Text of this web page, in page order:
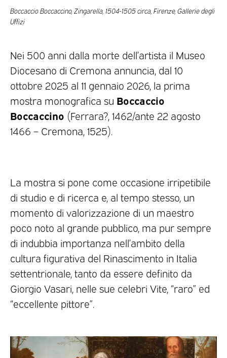
Boccaccio Boccaccino, Zingarella, 1504-1505 circa, Firenze, Gallerie degli
Uffizi
Nei 500 anni dalla morte dell’artista il Museo
Diocesano di Cremona annuncia, dal 10
ottobre 2025 al 11 gennaio 2026, la prima
mostra monografica su Boccaccio
Boccaccino (Ferrara?, 1462/ante 22 agosto
1466 – Cremona, 1525).
La mostra si pone come occasione irripetibile
di studio e di ricerca e, al tempo stesso, un
momento di valorizzazione di un maestro
poco noto al grande pubblico, ma pur sempre
di indubbia importanza nell’ambito della
cultura figurativa del Rinascimento in Italia
settentrionale, tanto da essere definito da
Giorgio Vasari, nelle sue celebri Vite, “raro” ed
“eccellente pittore”.